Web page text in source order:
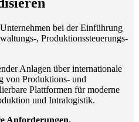
bei der Einführung
, Produktionssteuerungs-
Anlagen über internationale
von Produktions- und
Plattformen für moderne
und Intralogistik.
Anforderungen.